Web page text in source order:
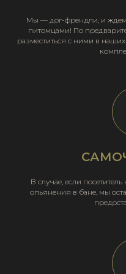
Мы — дог-френдли, и
питомцами! По
разместиться с ними в
В случае, если
опьянения в бане, мы